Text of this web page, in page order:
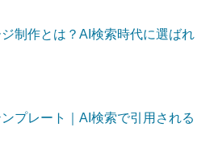
制作とは？AI検索時代に選ばれ
プレート｜AI検索で引用される